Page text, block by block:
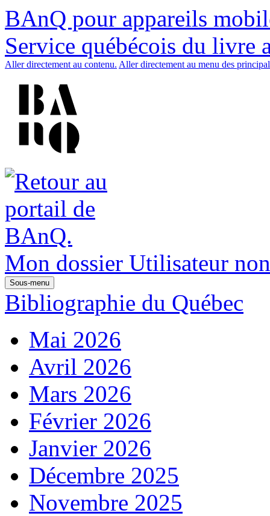
BAnQ pour appareils
Service québécois du livre
Aller directement au contenu. Aller directement au menu des
Mon dossier Utilisateur
Sous-menu
Bibliographie du Québec
Mai 2026
Avril 2026
Mars 2026
Février 2026
Janvier 2026
Décembre 2025
Novembre 2025